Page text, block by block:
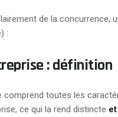
de la concurrence,
:
: définition
comprend toutes les
ce qui la rend distincte et